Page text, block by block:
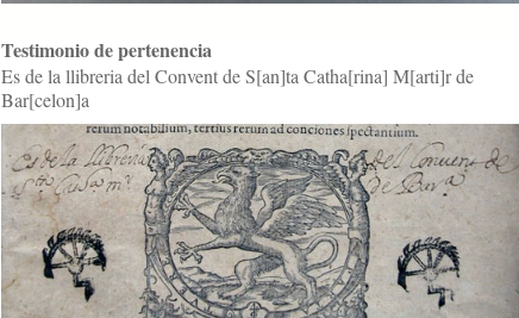
Testimonio de pertenencia
Es de la llibreria del Convent de S[an]ta Catha[rina] M[arti]r de
Bar[celon]a